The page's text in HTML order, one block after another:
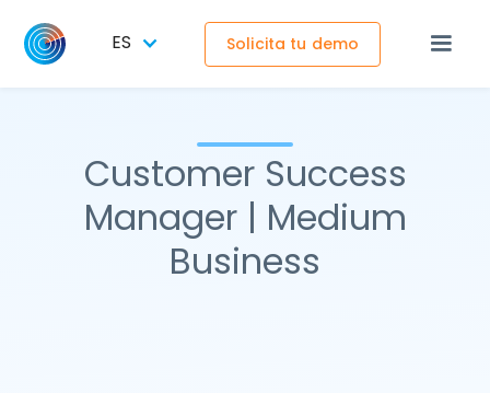
Solicita tu demo
ES
Customer Success
Manager | Medium
Business